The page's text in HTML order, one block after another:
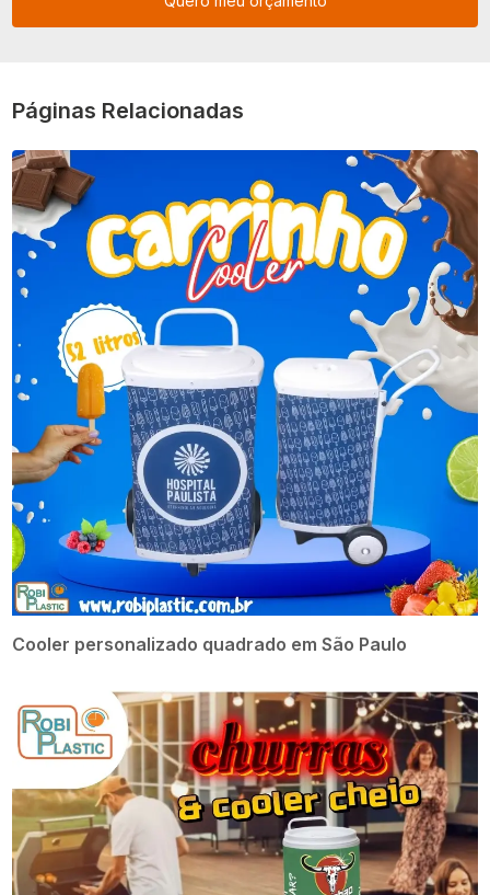
Páginas Relacionadas
Cooler personalizado quadrado em São Paulo